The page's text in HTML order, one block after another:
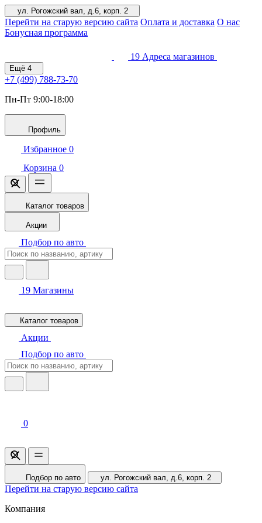
ул. Рогожский вал, д.6, корп. 2
Перейти на старую версию сайта Оплата и доставка О нас
Бонусная программа
19 Адреса магазинов
Ещё 4
+7 (499) 788-73-70
Пн-Пт 9:00-18:00
Профиль
Избранное 0
Корзина 0
Каталог товаров
Акции
Подбор по авто
19 Магазины
Каталог товаров
Акции
Подбор по авто
0
Подбор по авто ул. Рогожский вал, д.6, корп. 2
Перейти на старую версию сайта
Компания